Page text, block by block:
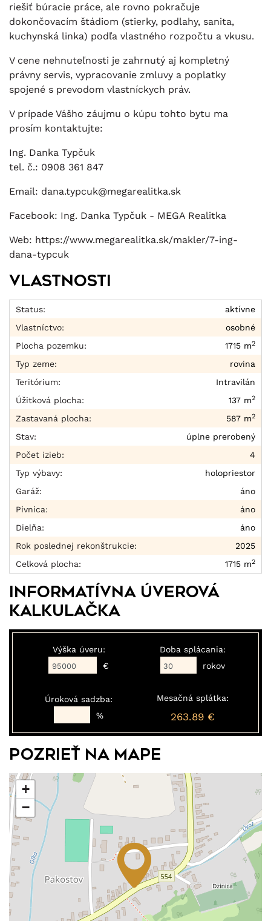
riešiť búracie práce, ale rovno pokračuje
dokončovacím štádiom (stierky, podlahy, sanita,
kuchynská linka) podľa vlastného rozpočtu a vkusu.
V cene nehnuteľnosti je zahrnutý aj kompletný
právny servis, vypracovanie zmluvy a poplatky
spojené s prevodom vlastníckych práv.
V prípade Vášho záujmu o kúpu tohto bytu ma
prosím kontaktujte:
Ing. Danka Typčuk
tel. č.: 0908 361 847
Email: dana.typcuk@megarealitka.sk
Facebook: Ing. Danka Typčuk - MEGA Realitka
Web: https://www.megarealitka.sk/makler/7-ing-
dana-typcuk
Vlastnosti
Status:
aktívne
Vlastníctvo:
osobné
Plocha pozemku:
1715 m2
Typ zeme:
rovina
Teritórium:
Intravilán
Úžitková plocha:
137 m2
Zastavaná plocha: 587 m2
Stav:
úplne prerobený
Počet izieb:
4
Typ výbavy:
holopriestor
Garáž:
áno
Pivnica:
áno
Dielňa:
áno
Rok poslednej rekonštrukcie:
2025
Celková plocha:
1715 m2
Informatívna úverová
kalkulačka
Výška úveru:
€
Doba splácania:
rokov
Úroková sadzba:
%
Mesačná splátka:
263.89 €
Pozrieť na mape
+
−